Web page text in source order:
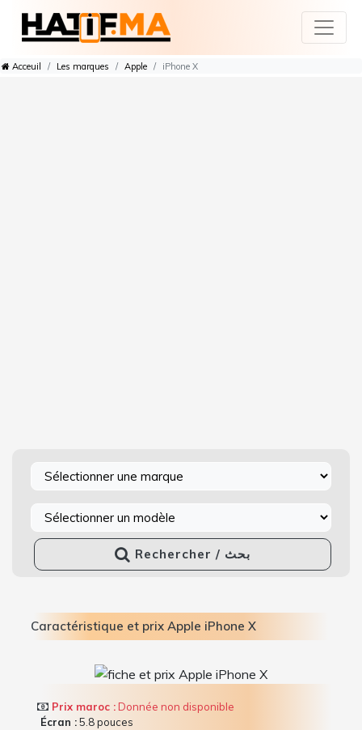
Acceuil Les marques Apple iPhone X
Rechercher / بحث
Caractéristique et prix Apple iPhone X
Prix maroc :Donnée non disponible
Écran :5.8 pouces